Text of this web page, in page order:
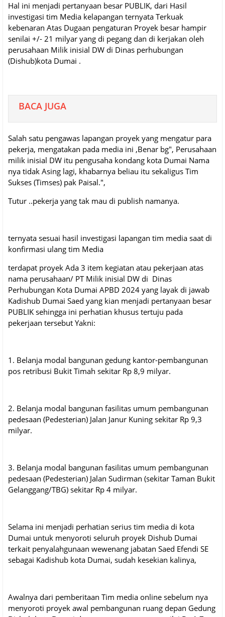
Hal ini menjadi pertanyaan besar PUBLIK, dari Hasil
investigasi tim Media kelapangan ternyata Terkuak
kebenaran Atas Dugaan pengaturan Proyek besar hampir
senilai +/- 21 milyar yang di pegang dan di kerjakan oleh
perusahaan Milik inisial DW di Dinas perhubungan
(Dishub)kota Dumai .
BACA JUGA
Salah satu pengawas lapangan proyek yang mengatur para
pekerja, mengatakan pada media ini ,Benar bg", Perusahaan
milik inisial DW itu pengusaha kondang kota Dumai Nama
nya tidak Asing lagi, khabarnya beliau itu sekaligus Tim
Sukses (Timses) pak Paisal.",
Tutur ..pekerja yang tak mau di publish namanya.
ternyata sesuai hasil investigasi lapangan tim media saat di
konfirmasi ulang tim Media
terdapat proyek Ada 3 item kegiatan atau pekerjaan atas
nama perusahaan/ PT Milik inisial DW di Dinas
Perhubungan Kota Dumai APBD 2024 yang layak di jawab
Kadishub Dumai Saed yang kian menjadi pertanyaan besar
PUBLIK sehingga ini perhatian khusus tertuju pada
pekerjaan tersebut Yakni:
1. Belanja modal bangunan gedung kantor-pembangunan
pos retribusi Bukit Timah sekitar Rp 8,9 milyar.
2. Belanja modal bangunan fasilitas umum pembangunan
pedesaan (Pedesterian) Jalan Janur Kuning sekitar Rp 9,3
milyar.
3. Belanja modal bangunan fasilitas umum pembangunan
pedesaan (Pedesterian) Jalan Sudirman (sekitar Taman Bukit
Gelanggang/TBG) sekitar Rp 4 milyar.
Selama ini menjadi perhatian serius tim media di kota
Dumai untuk menyoroti seluruh proyek Dishub Dumai
terkait penyalahgunaan wewenang jabatan Saed Efendi SE
sebagai Kadishub kota Dumai, sudah kesekian kalinya,
Awalnya dari pemberitaan Tim media online sebelum nya
menyoroti proyek awal pembangunan ruang depan Gedung